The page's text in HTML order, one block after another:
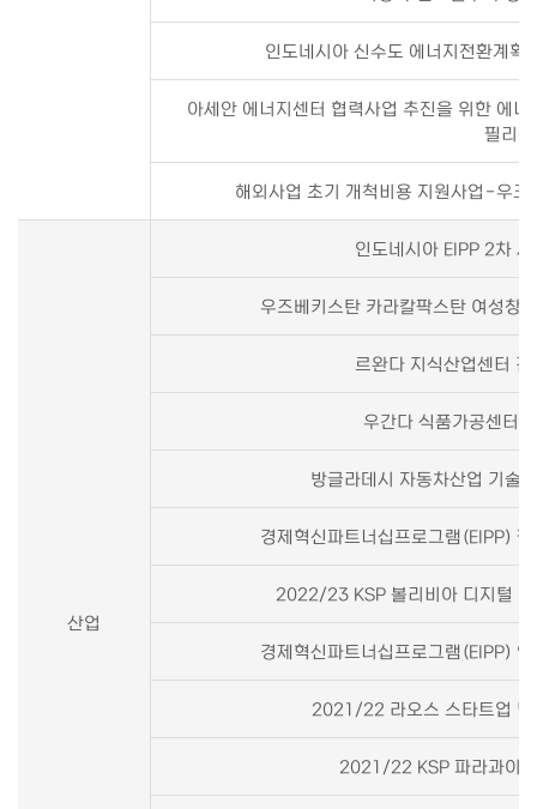
인도네시아 신수도 에너지전환계
아세안 에너지센터 협력사업 추진을 위한 에
필리
해외사업 초기 개척비용 지원사업-우
산업
인도네시아 EIPP 2차
우즈베키스탄 카라칼팍스탄 여성창
르완다 지식산업센터
우간다 식품가공센터
방글라데시 자동차산업 기술
경제혁신파트너십프로그램(EIPP)
2022/23 KSP 볼리비아 디지털
경제혁신파트너십프로그램(EIPP)
2021/22 라오스 스타트업 및
2021/22 KSP 파라과이